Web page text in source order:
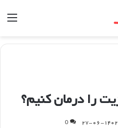
را درمان کنیم؟
0